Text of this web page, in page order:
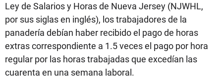
Ley de Salarios y Horas de Nueva Jersey (NJWHL,
por sus siglas en inglés), los trabajadores de la
panadería debían haber recibido el pago de horas
extras correspondiente a 1.5 veces el pago por hora
regular por las horas trabajadas que excedían las
cuarenta en una semana laboral.